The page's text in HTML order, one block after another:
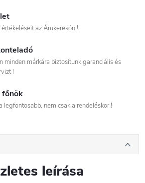
az Árukeresőn !
minden márkára biztosítunk garanciális és
!
főnök
legfontosabb, nem csak a rendeléskor !
leírása